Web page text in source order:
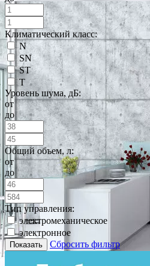
Климатический класс:
N
SN
ST
T
Уровень шума, дБ:
от
до
Общий объем, л:
от
до
Тип управления:
электромеханическое
электронное
Показать Сбросить фильтр